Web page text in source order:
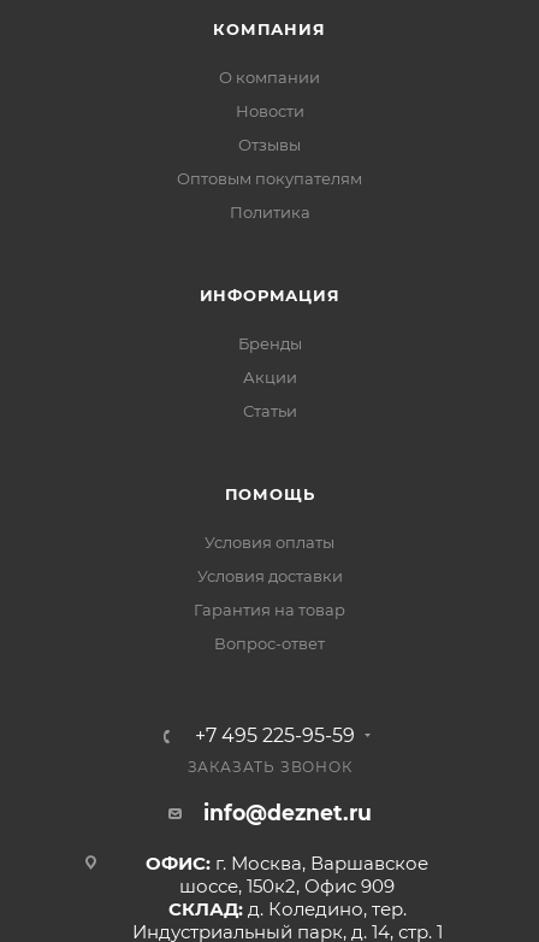
КОМПАНИЯ
О компании
Новости
Отзывы
Оптовым покупателям
Политика
ИНФОРМАЦИЯ
Бренды
Акции
Статьи
ПОМОЩЬ
Условия оплаты
Условия доставки
Гарантия на товар
Вопрос-ответ
+7 495 225-95-59
ЗАКАЗАТЬ ЗВОНОК
info@deznet.ru
ОФИС: г. Москва, Варшавское
шоссе, 150к2, Офис 909
СКЛАД: д. Коледино, тер.
Индустриальный парк, д. 14, стр. 1